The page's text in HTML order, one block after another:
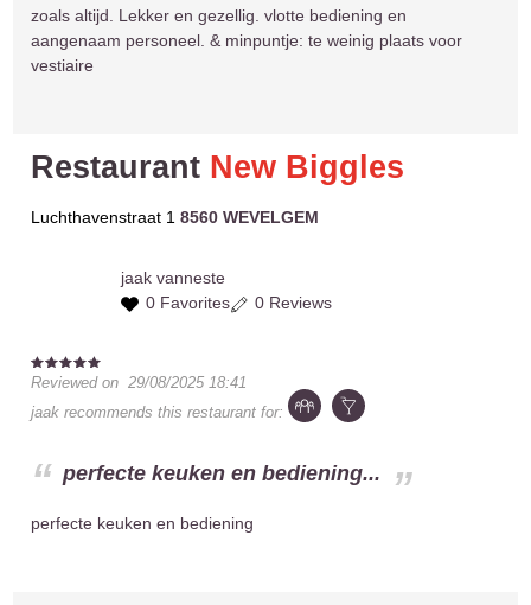
zoals altijd. Lekker en gezellig. vlotte bediening en
aangenaam personeel. & minpuntje: te weinig plaats voor
vestiaire
Restaurant New Biggles
Luchthavenstraat 18560 WEVELGEM
jaak vanneste
0 Favorites
0 Reviews
Reviewed on29/08/2025 18:41
jaak recommends this restaurant for:
perfecte keuken en bediening...
perfecte keuken en bediening